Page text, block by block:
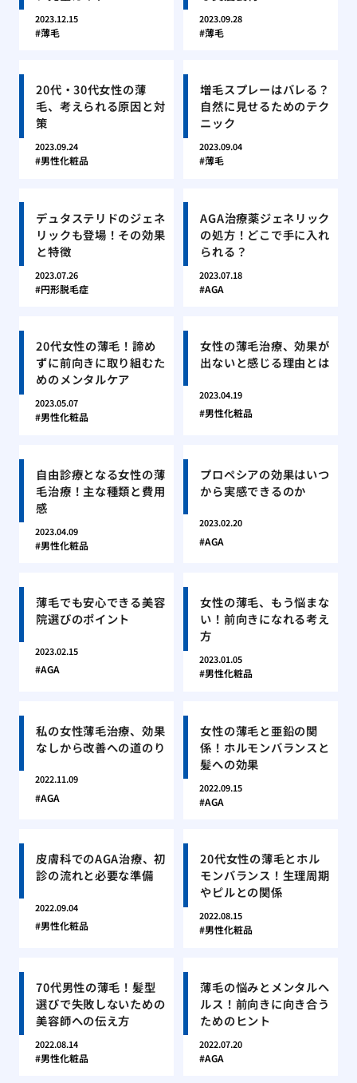
2023.12.15
薄毛
2023.09.28
薄毛
20代・30代女性の薄
毛、考えられる原因と対
策
2023.09.24
男性化粧品
増毛スプレーはバレる？
自然に見せるためのテク
ニック
2023.09.04
薄毛
デュタステリドのジェネ
リックも登場！その効果
と特徴
2023.07.26
円形脱毛症
AGA治療薬ジェネリック
の処方！どこで手に入れ
られる？
2023.07.18
AGA
20代女性の薄毛！諦め
ずに前向きに取り組むた
めのメンタルケア
2023.05.07
男性化粧品
女性の薄毛治療、効果が
出ないと感じる理由とは
2023.04.19
男性化粧品
自由診療となる女性の薄
毛治療！主な種類と費用
感
2023.04.09
男性化粧品
プロペシアの効果はいつ
から実感できるのか
2023.02.20
AGA
薄毛でも安心できる美容
院選びのポイント
2023.02.15
AGA
女性の薄毛、もう悩まな
い！前向きになれる考え
方
2023.01.05
男性化粧品
私の女性薄毛治療、効果
なしから改善への道のり
2022.11.09
AGA
女性の薄毛と亜鉛の関
係！ホルモンバランスと
髪への効果
2022.09.15
AGA
皮膚科でのAGA治療、初
診の流れと必要な準備
2022.09.04
男性化粧品
20代女性の薄毛とホル
モンバランス！生理周期
やピルとの関係
2022.08.15
男性化粧品
70代男性の薄毛！髪型
選びで失敗しないための
美容師への伝え方
2022.08.14
男性化粧品
薄毛の悩みとメンタルヘ
ルス！前向きに向き合う
ためのヒント
2022.07.20
AGA